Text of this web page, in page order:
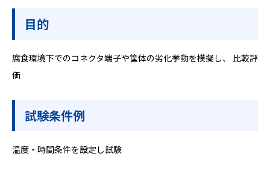
目的
腐食環境下でのコネクタ端子や筐体の劣化挙動を模擬し、 比較評
価
試験条件例
温度‧時間条件を設定し試験